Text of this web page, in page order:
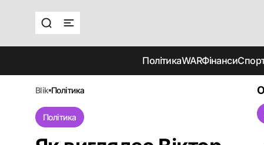
ПолітикаWARФінанси
blik політика
Політика